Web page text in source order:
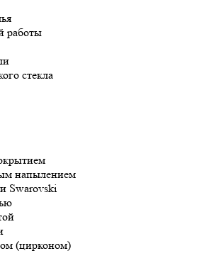
работы
стекла
напылением
Swarovski
(цирконом)